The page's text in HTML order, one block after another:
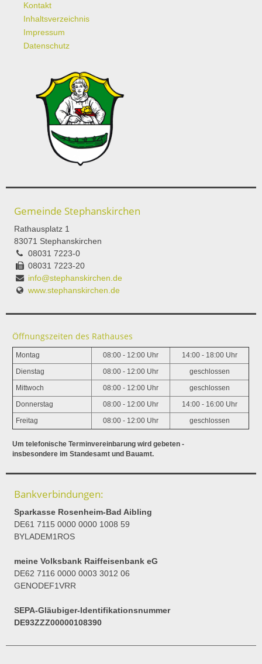
Kontakt
Inhaltsverzeichnis
Impressum
Datenschutz
Gemeinde Stephanskirchen
Rathausplatz 1
83071 Stephanskirchen
08031 7223-0
08031 7223-20
info@stephanskirchen.de
www.stephanskirchen.de
Öffnungszeiten des Rathauses
Montag 08:00 - 12:00 Uhr 14:00 - 18:00 Uhr
Dienstag 08:00 - 12:00 Uhr geschlossen
Mittwoch 08:00 - 12:00 Uhr geschlossen
Donnerstag 08:00 - 12:00 Uhr 14:00 - 16:00 Uhr
Freitag 08:00 - 12:00 Uhr geschlossen
Um telefonische Terminvereinbarung wird gebeten -
insbesondere im Standesamt und Bauamt.
Bankverbindungen:
Sparkasse Rosenheim-Bad Aibling
DE61 7115 0000 0000 1008 59
BYLADEM1ROS
meine Volksbank Raiffeisenbank eG
DE62 7116 0000 0003 3012 06
GENODEF1VRR
SEPA-Gläubiger-Identifikationsnummer
DE93ZZZ00000108390